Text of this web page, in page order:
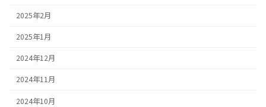
2025年2月
2025年1月
2024年12月
2024年11月
2024年10月